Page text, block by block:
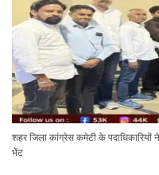
शहर जिला कांग्रेस कमेटी के पदाधिकारियों
भेंट